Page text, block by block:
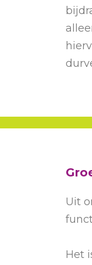
Uit
Het